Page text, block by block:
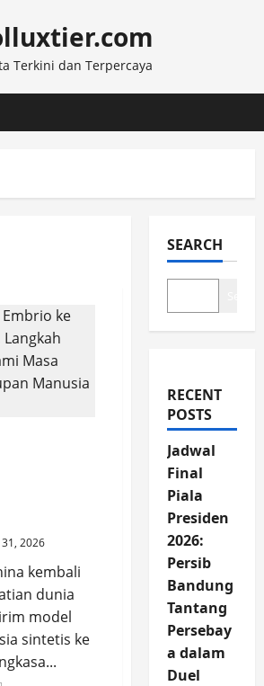
Terkini dan Terpercaya
2026
kembali
dunia
model
sintetis ke
SEARCH
RECENT
POSTS
Jadwal
Final
Piala
Presiden
2026:
Persib
Bandung
Tantang
Persebay
a dalam
Duel